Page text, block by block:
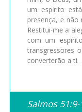
um espírito
presença, e
Restitui-me a
com um
transgressores
converterão a ti.
Salmos 51:9-